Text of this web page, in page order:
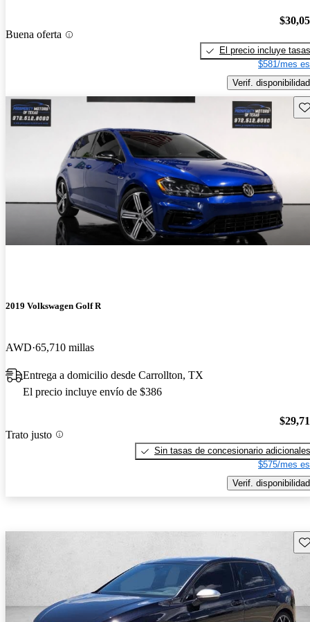
Buena oferta
El precio incluye tasas
$581/mes
Verif. disponibilidad
2019 Volkswagen Golf R
AWD 65,710 millas
Entrega a domicilio desde Carrollton, TX
El precio incluye envío de $386
Trato justo
Sin tasas de concesionario adicionales
$575/mes
Verif. disponibilidad